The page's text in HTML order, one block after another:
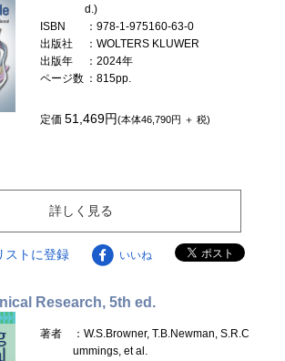
d.)
ISBN
：978-1-975160-63-0
出版社
：WOLTERS KLUWER
出版年
：2024年
ページ数 ：815pp.
定価51,469円(本体46,790円 ＋ 税)
詳しく見る
ストに登録 いいね
Research, 5th ed.
著者
：W.S.Browner, T.B.Newman, S.R.C
ummings, et al.